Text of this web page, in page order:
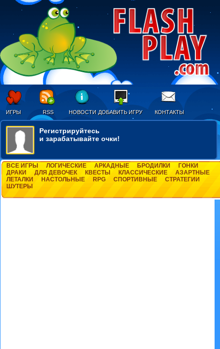
ИГРЫ RSS НОВОСТИ ДОБАВИТЬ ИГРУ КОНТАКТЫ
Регистрируйтесь
и зарабатывайте очки!
ВСЕ ИГРЫ ЛОГИЧЕСКИЕ АРКАДНЫЕ БРОДИЛКИ
ГОНКИ
ДРАКИ
ДЛЯ ДЕВОЧЕК КВЕСТЫ КЛАССИЧЕСКИЕ
АЗАРТНЫЕ
ЛЕТАЛКИ
НАСТОЛЬНЫЕ RPG СПОРТИВНЫЕ
СТРАТЕГИИ
ШУТЕРЫ